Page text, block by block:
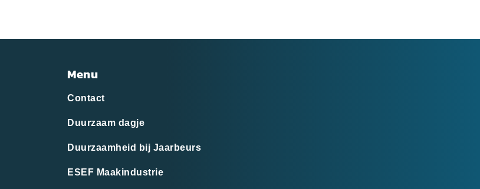
Menu
Contact
Duurzaam dagje
Duurzaamheid bij Jaarbeurs
ESEF Maakindustrie